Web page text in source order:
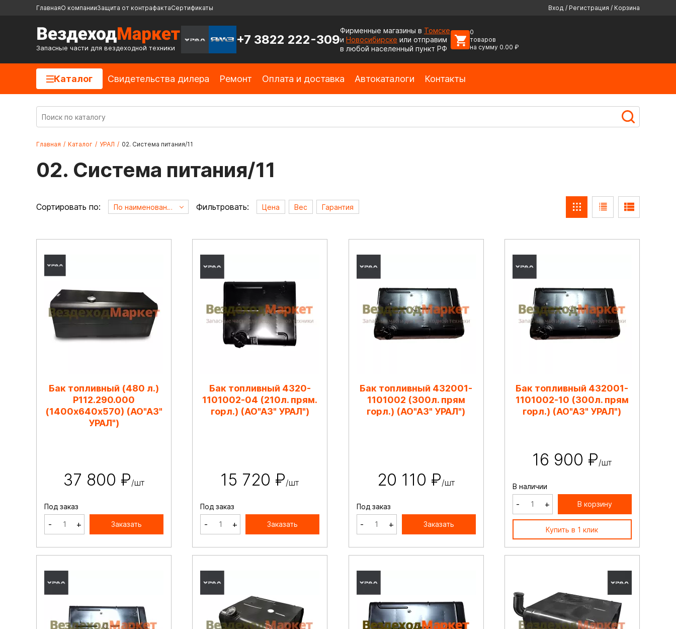
ГлавнаяО компанииЗащита от контрафактаСертификаты Вход / Регистрация / Корзина
Запасные части для вездеходной техники
+7 3822 222-309
Фирменные магазины в Томске
и Новосибирске или отправим
в любой населенный пункт РФ
0
товаров
на сумму 0.00 ₽
Каталог Cвидетельства дилера Ремонт Оплата и доставка Автокаталоги Контакты
Главная / Каталог / УРАЛ / 02. Система питания/11
02. Система питания/11
Сортировать по: По наименованию А->Я Фильтровать: Цена Вес Гарантия
Бак топливный (480 л.)
Р112.290.000
(1400х640х570) (АО"АЗ"
УРАЛ")
37 800 ₽/шт
Под заказ
- + Заказать
Бак топливный 4320-
1101002-04 (210л. прям.
горл.) (АО"АЗ" УРАЛ")
15 720 ₽/шт
Под заказ
- + Заказать
Бак топливный 432001-
1101002 (300л. прям
горл.) (АО"АЗ" УРАЛ")
20 110 ₽/шт
Под заказ
- + Заказать
Бак топливный 432001-
1101002-10 (300л. прям
горл.) (АО"АЗ" УРАЛ")
16 900 ₽/шт
В наличии
- + В корзину
Купить в 1 клик